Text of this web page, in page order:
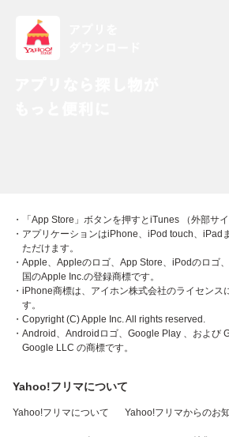
・「App Store」ボタンを押すとiTunes （外部サ
・アプリケーションはiPhone、iPod touch、iPad
ただけます。
・Apple、Appleのロゴ、App Store、iPodのロゴ
国のApple Inc.の登録商標です。
・iPhone商標は、アイホン株式会社のライセンス
す。
・Copyright (C) Apple Inc. All rights reserved.
・Android、Androidロゴ、Google Play 、および
Google LLC の商標です。
Yahoo!フリマについて
Yahoo!フリマについて Yahoo!フリマからのお